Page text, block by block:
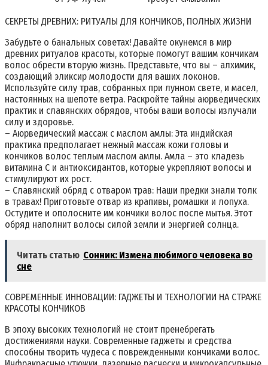
СЕКРЕТЫ ДРЕВНИХ: РИТУАЛЫ ДЛЯ КОНЧИКОВ, ПОЛНЫХ ЖИЗНИ
Забудьте о банальных советах! Давайте окунемся в мир
древних ритуалов красоты, которые помогут вашим кончикам
волос обрести вторую жизнь. Представьте, что вы – алхимик,
создающий эликсир молодости для ваших локонов.
Используйте силу трав, собранных при лунном свете, и масел,
настоянных на шепоте ветра. Раскройте тайны аюрведических
практик и славянских обрядов, чтобы ваши волосы излучали
силу и здоровье.
– Аюрведический массаж с маслом амлы: Эта индийская
практика предполагает нежный массаж кожи головы и
кончиков волос теплым маслом амлы. Амла – это кладезь
витамина С и антиоксидантов, которые укрепляют волосы и
стимулируют их рост.
– Славянский обряд с отваром трав: Наши предки знали толк
в травах! Приготовьте отвар из крапивы, ромашки и лопуха.
Остудите и ополосните им кончики волос после мытья. Этот
обряд наполнит волосы силой земли и энергией солнца.
Читать статью Сонник: Измена любимого человека во
сне
СОВРЕМЕННЫЕ ИННОВАЦИИ: ГАДЖЕТЫ И ТЕХНОЛОГИИ НА СТРАЖЕ
КРАСОТЫ КОНЧИКОВ
В эпоху высоких технологий не стоит пренебрегать
достижениями науки. Современные гаджеты и средства
способны творить чудеса с поврежденными кончиками волос.